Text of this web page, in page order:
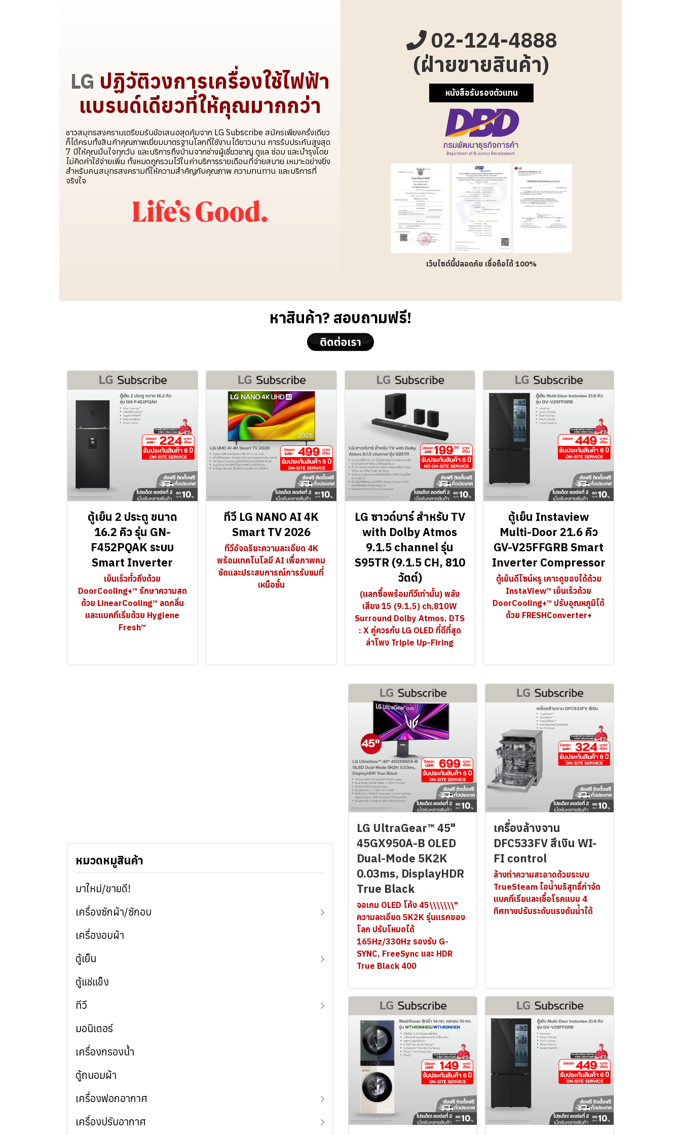
LG ปฏิวัติวงการเครื่องใช้ไฟฟ้า
แบรนด์เดียวที่ให้คุณมากกว่า
ชาวสมุทรสงครามเตรียมรับข้อเสนอสุดคุ้มจาก LG Subscribe สมัครเพียงครั้งเดียว
ก็ได้ครบทั้งสินค้าคุณภาพเยี่ยมมาตรฐานโลกที่ใช้งานได้ยาวนาน การรับประกันสูงสุด
7 ปีให้คุณมั่นใจทุกวัน และบริการถึงบ้านจากช่างผู้เชี่ยวชาญ ดูแล ซ่อม และบำรุงโดย
ไม่คิดค่าใช้จ่ายเพิ่ม ทั้งหมดถูกรวมไว้ในค่าบริการรายเดือนที่จ่ายสบาย เหมาะอย่างยิ่ง
สำหรับคนสมุทรสงครามที่ให้ความสำคัญกับคุณภาพ ความทนทาน และบริการที่
จริงใจ
02-124-4888
(ฝ่ายขายสินค้า)
หนังสือรับรองตัวแทน
เว็บไซต์นี้ปลอดภัย เชื่อถือได้ 100%
หาสินค้า? สอบถามฟรี!
ตู้เย็น 2 ประตู ขนาด
16.2 คิว รุ่น GN-
F452PQAK ระบบ
Smart Inverter
เย็นเร็วทั่วถึงด้วย
DoorCooling+™ รักษาความสด
ด้วย LinearCooling™ ลดกลิ่น
และแบคทีเรียด้วย Hygiene
Fresh™
ทีวี LG NANO AI 4K
Smart TV 2026
ทีวีอัจฉริยะความละเอียด 4K
พร้อมเทคโนโลยี AI เพื่อภาพคม
ชัดและประสบการณ์การรับชมที่
เหนือชั้น
LG ซาวด์บาร์ สำหรับ TV
with Dolby Atmos
9.1.5 channel รุ่น
S95TR (9.1.5 CH, 810
วัตต์)
(แลกซื้อพร้อมทีวีเท่านั้น) พลัง
เสียง 15 (9.1.5) ch,810W
Surround Dolby Atmos, DTS
: X คู่ควรกับ LG OLED ที่ดีที่สุด
ลำโพง Triple Up-Firing
ตู้เย็น Instaview
Multi-Door 21.6 คิว
GV-V25FFGRB Smart
Inverter Compressor
ตู้เย็นดีไซน์หรู เคาะดูของได้ด้วย
InstaView™ เย็นเร็วด้วย
DoorCooling+™ ปรับอุณหภูมิได้
ด้วย FRESHConverter+
หมวดหมูสินค้า
มาใหม่/ขายดี!
เครื่องซักผ้า/ซักอบ
เครื่องอบผ้า
ตู้เย็น
ตู้แช่แข็ง
ทีวี
มอนิเตอร์
เครื่องกรองน้ำ
ตู้ถนอมผ้า
เครื่องฟอกอากาศ
เครื่องปรับอากาศ
LG UltraGear™ 45"
45GX950A-B OLED
Dual-Mode 5K2K
0.03ms, DisplayHDR
True Black
จอเกม OLED โค้ง 45\\\\\\\"
ความละเอียด 5K2K รุ่นแรกของ
โลก ปรับโหมดได้
165Hz/330Hz รองรับ G-
SYNC, FreeSync และ HDR
True Black 400
เครื่องล้างจาน
DFC533FV สีเงิน WI-
FI control
ล้างทำความสะอาดด้วยระบบ
TrueSteam ไอน้ำบริสุทธิ์กำจัด
แบคทีเรียและเชื้อโรคแบบ 4
ทิศทางปรับระดับแรงดันน้ำได้